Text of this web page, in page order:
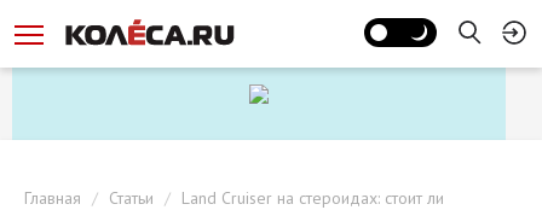
Главная Статьи
Land Cruiser на стероидах: стоит ли